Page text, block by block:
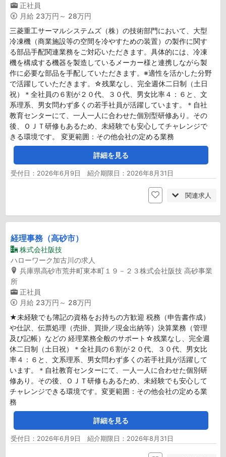
正社員
月給 23万円～ 28万円
三菱重工サーマルシステムズ（株）の技術部門において、大型
冷凍機（商業施設等の空間を冷やすための装置）の製作に関す
る部品手配関連業務をご対応いただきます。具体的には、冷凍
機を構成する機器を製造しているメーカー様と連携しながら製
作に必要な部品を手配していただきます。※適性を活かした分野
で活躍していただきます。☆残業なし、完全週休二日制（土日
祝）＊全社員の６割が２０代、３０代、男女比率４：６と、文
系理系、男女問わず多くの若手社員が活躍しています。＊自社
教育センターにて、一人一人に合わせた個別型研修あり。その
後、ＯＪＴ研修もあるため、未経験でも安心してチャレンジで
きる環境です。 変更範囲：その他会社の定める業務
詳細を見る
受付日：2026年6月9日 紹介期限日：2026年8月31日
関連求人
経理事務（高砂市）
株式会社阪技
ハローワーク加古川の求人
兵庫県高砂市荒井町東本町１９－２３株式会社阪技 高砂事業
所
正社員
月給 23万円～ 28万円
★未経験でも簿記の資格をお持ちの方歓迎 税務（申告書作成）
や仕訳、伝票処理（売掛、買掛／現金出納等）決算業務（管理
及び記帳）などの 経理業務全般のサポート☆残業なし、完全週
休二日制（土日祝）＊全社員の６割が２０代、３０代、男女比
率４：６と、文系理系、男女問わず多くの若手社員が活躍して
います。＊自社教育センターにて、一人一人に合わせた個別研
修あり。その後、ＯＪＴ研修もあるため、未経験でも安心して
チャレンジできる環境です。変更範囲：その他会社の定める業
務
詳細を見る
受付日：2026年6月9日 紹介期限日：2026年8月31日